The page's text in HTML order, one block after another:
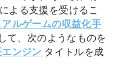
よる支援を受けるこ
ルゲームの収益化手
て、次のようなものを
ンジン タイトルを成